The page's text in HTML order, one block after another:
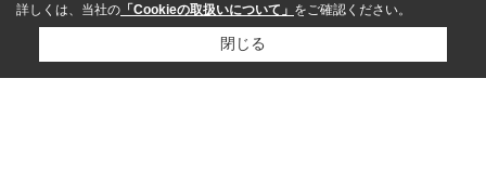
詳しくは、当社の 「Cookieの取扱いについて」 をご確認ください。
閉じる